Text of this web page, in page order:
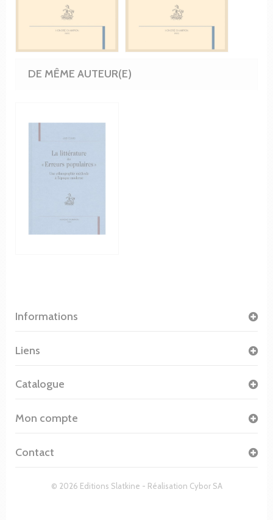
DE MÊME AUTEUR(E)
Informations
© 2026 Editions Slatkine - Réalisation Cybor SA
Liens
Catalogue
Mon compte
Contact